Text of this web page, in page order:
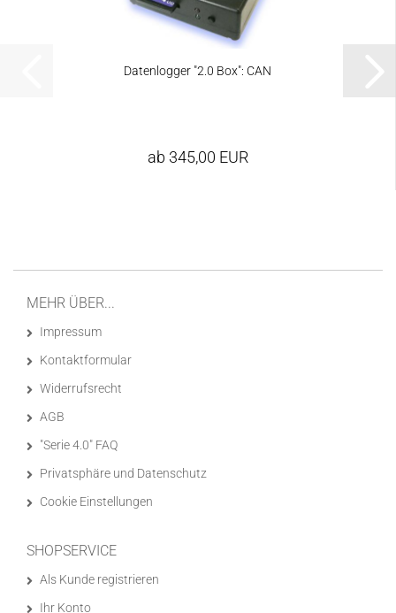
Datenlogger "2.0 Box": CAN
ab 345,00 EUR
MEHR ÜBER...
Impressum
Kontaktformular
Widerrufsrecht
AGB
"Serie 4.0" FAQ
Privatsphäre und Datenschutz
Cookie Einstellungen
SHOPSERVICE
Als Kunde registrieren
Ihr Konto